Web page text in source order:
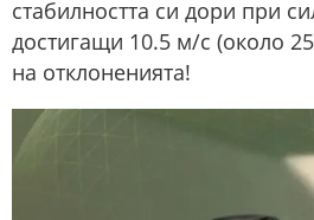
стабилността си дори при
достигащи 10.5 м/с (около
на отклоненията!